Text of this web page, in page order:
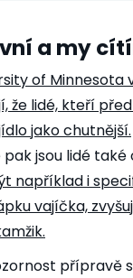
a my
of Minnesota
že lidé, kteří
jako chutnější.
jsou lidé také
například i
vajíčka,
přípravě